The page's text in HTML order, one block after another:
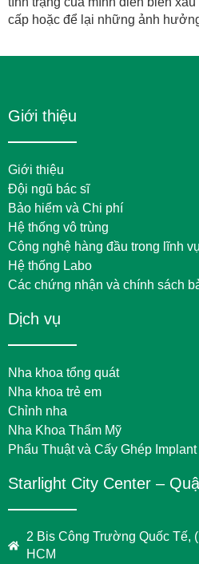
cấp hoặc để lại những ảnh
Giới thiệu
Giới thiệu
Đội ngũ bác sĩ
Bảo hiểm và Chi phí
Hệ thống vô trùng
Công nghệ hàng đầu trong lĩnh
Hệ thống Labo
Các chứng nhận và chính sách
Dịch vụ
Nha khoa tổng quát
Nha khoa trẻ em
Chỉnh nha
Nha Khoa Thẩm Mỹ
Phẩu Thuật và Cấy Ghép Implant
Starlight City Center –
2 Bis Công Trường Quốc Tế,
HCM